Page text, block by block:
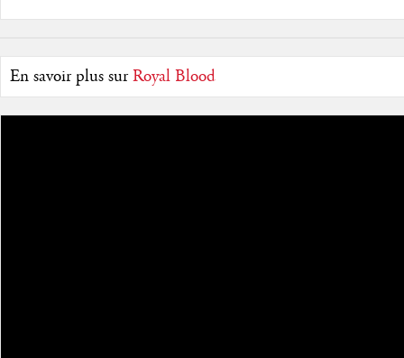
En savoir plus surRoyal Blood